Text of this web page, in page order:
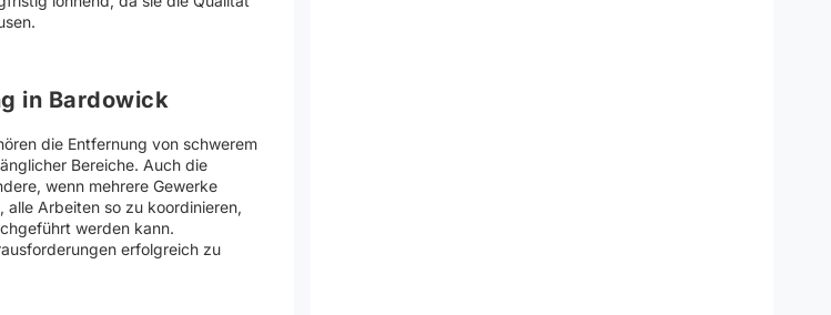
in Bardowick
die Entfernung von schwerem
Bereiche. Auch die
wenn mehrere Gewerke
Arbeiten so zu koordinieren,
werden kann.
erfolgreich zu